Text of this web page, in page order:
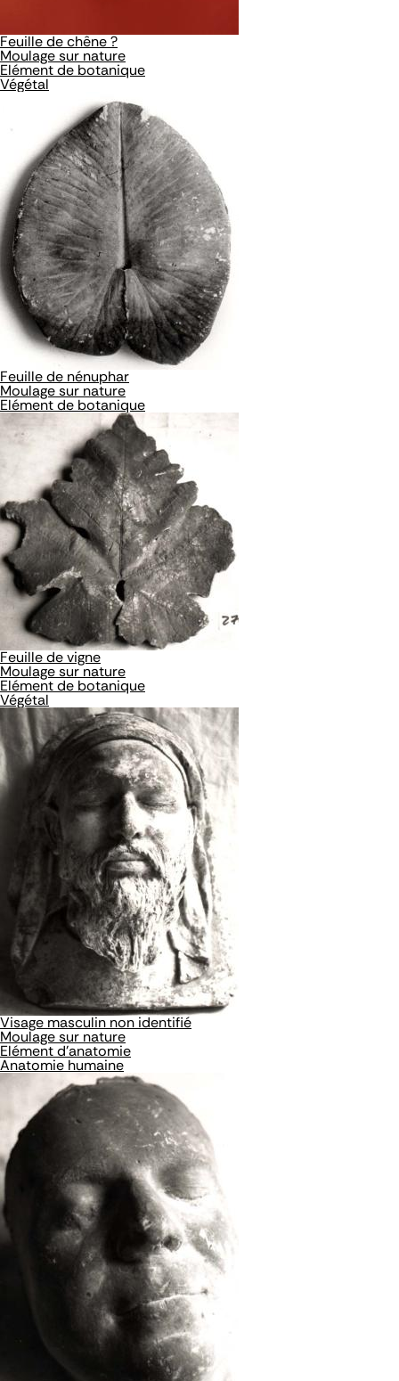
Feuille de chêne ?
Moulage sur nature
Elément de botanique
Végétal
Feuille de nénuphar
Moulage sur nature
Elément de botanique
Feuille de vigne
Moulage sur nature
Elément de botanique
Végétal
Visage masculin non identifié
Moulage sur nature
Elément d'anatomie
Anatomie humaine